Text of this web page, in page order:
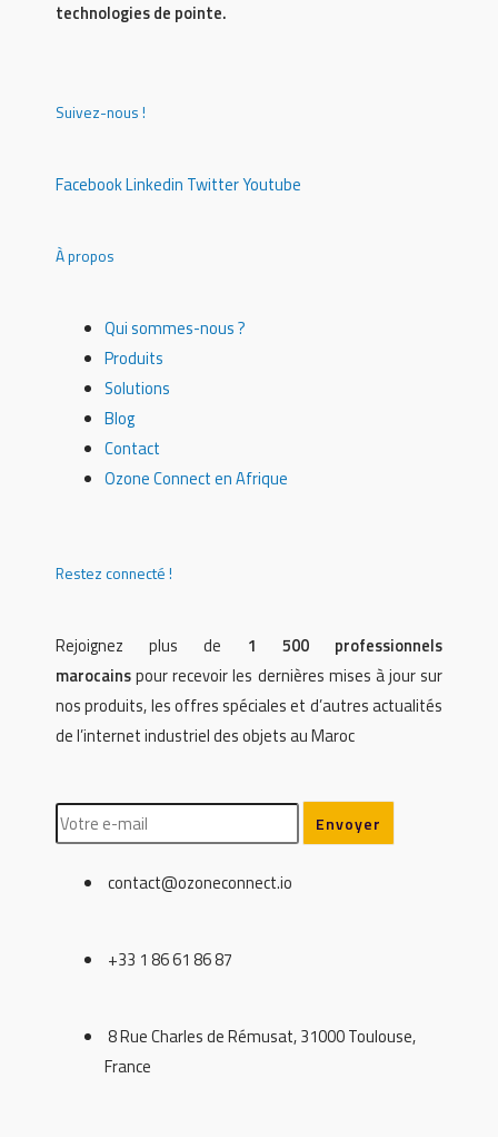
technologies de pointe.
Suivez-nous !
FacebookLinkedin TwitterYoutube
À propos
Qui sommes-nous ?
Produits
Solutions
Blog
Contact
Ozone Connect en Afrique
Restez connecté !
Rejoignez plus de 1 500 professionnels
marocainspour recevoir les dernières mises à jour sur
nos produits, les offres spéciales et d’autres actualités
de l’internet industriel des objets au Maroc
contact@ozoneconnect.io
+33 1 86 61 86 87
8 Rue Charles de Rémusat, 31000 Toulouse,
France